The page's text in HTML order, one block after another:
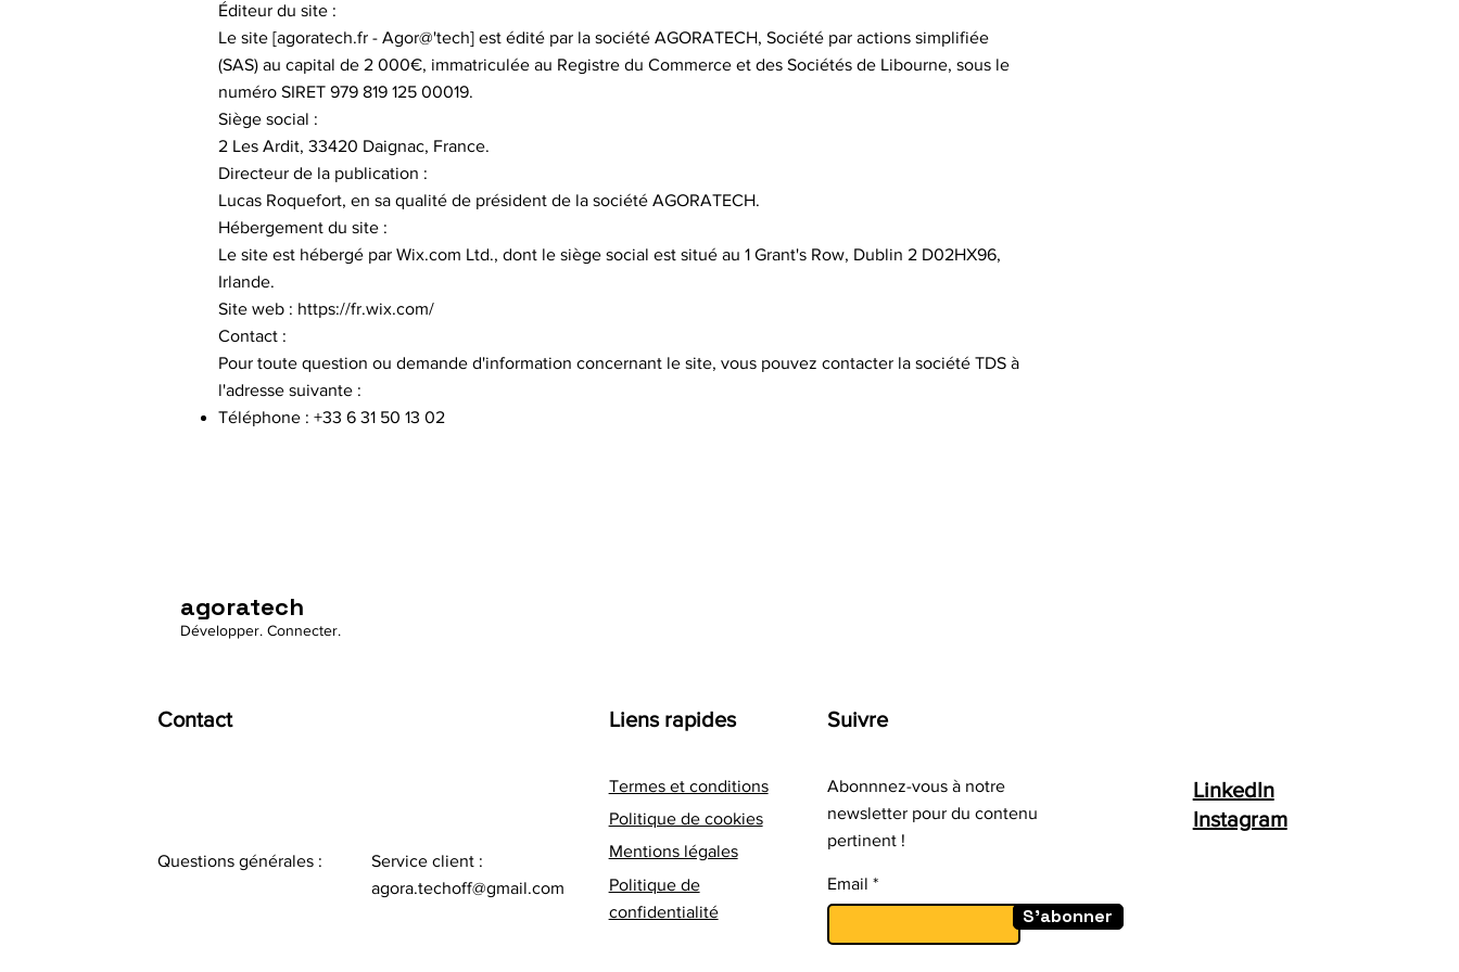
Éditeur du site :
Le site [agoratech.fr - Agor@'tech] est édité par la société AGORATECH, Société par actions simplifiée
(SAS) au capital de 2 000€, immatriculée au Registre du Commerce et des Sociétés de Libourne, sous le
numéro SIRET 979 819 125 00019.
Siège social :
2 Les Ardit, 33420 Daignac, France.
Directeur de la publication :
Lucas Roquefort, en sa qualité de président de la société AGORATECH.
Hébergement du site :
Le site est hébergé par Wix.com Ltd., dont le siège social est situé au 1 Grant's Row, Dublin 2 D02HX96,
Irlande.
Site web : https://fr.wix.com/
Contact :
Pour toute question ou demande d'information concernant le site, vous pouvez contacter la société TDS à
l'adresse suivante :
Téléphone : +33 6 31 50 13 02
agoratech
Développer. Connecter.
Contact
Questions générales :
Service client :
agora.techoff@gmail.com
Liens rapides
Termes et conditions
Politique de cookies
Mentions légales
Politique de
confidentialité
Suivre
Abonnnez-vous à notre
newsletter pour du contenu
pertinent !
Email
S'abonner
LinkedIn
Instagram